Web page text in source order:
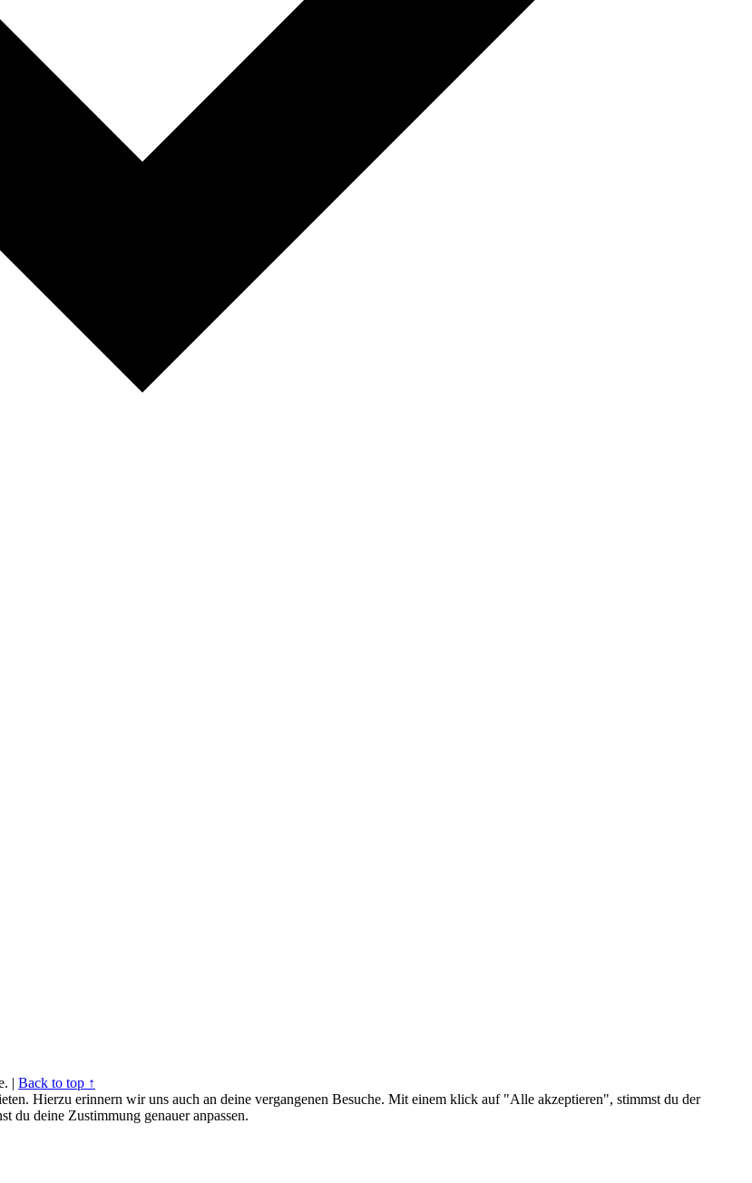
| Back to top ↑
Hierzu erinnern wir uns auch an deine vergangenen Besuche. Mit einem klick auf "Alle akzeptieren", stimmst du der
deine Zustimmung genauer anpassen.